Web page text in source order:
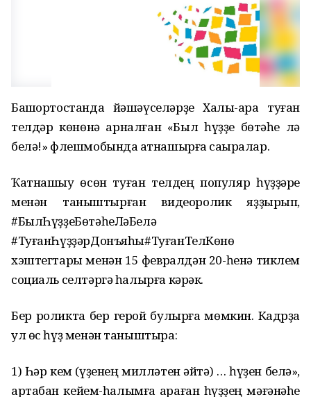
Башҡортостанда йәшәүселәрҙе Халыҡ-ара туған
телдәр көнөнә арналған «Был һүҙҙе бөтәһе лә
белә!» флешмобында ҡатнашырға саҡыралар.
Ҡатнашыу өсөн туған телдең популяр һүҙҙәре
менән таныштырған видеоролик яҙҙырып,
#БылҺүҙҙеБөтәһеЛәБелә
#ТуғанҺүҙҙәрДонъяһы#ТуғанТелКөнө
хэштегтары менән 15 февралдән 20-һенә тиклем
социаль селтәргә һалырға кәрәк.
Бер роликта бер герой булырға мөмкин. Кадрҙа
ул өс һүҙ менән таныштыра:
1) Һәр кем (үҙенең милләтен әйтә) … һүҙен белә»,
артабан кейем-һалымға ҡараған һүҙҙең мәғәнәһе